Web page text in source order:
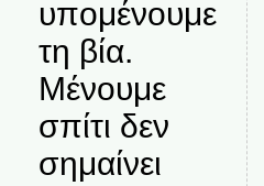
υπομένουμε
τη βία.
Μένουμε
σπίτι δεν
σημαίνει